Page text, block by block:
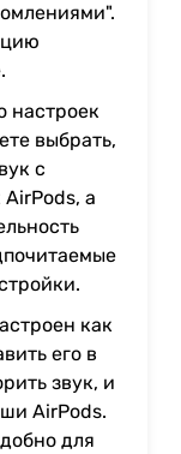
настроек
выбрать,
с
а
как
его в
звук, и
AirPods.
для